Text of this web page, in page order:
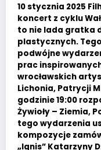
10 stycznia 2025
koncert z cyklu
to nie lada gratka
plastycznych.
podwójne
prac
wrocławskich
Lichonia, Patrycji
godzinie 19:00
Żywioły – Ziemia,
tego wydarzenia
kompozycje
„Ignis” Katarzyny